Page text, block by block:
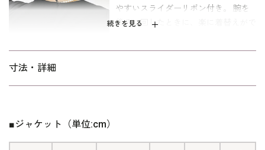
続きを見る
すいスライダーリボン付き。 腕を
後ろに回したときに、楽に着替えがで
寸法・詳細
■ジャケット（単位:cm）